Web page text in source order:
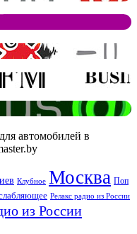
для автомобилей в
Клубное Москва Поп
Релакс радио из России
из России